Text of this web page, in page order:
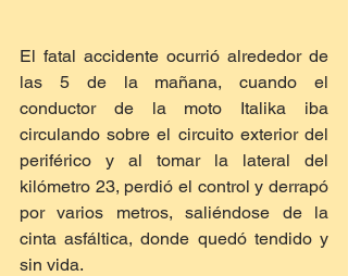
El fatal accidente ocurrió alrededor de
las 5 de la mañana, cuando el
conductor de la moto Italika iba
circulando sobre el circuito exterior del
periférico y al tomar la lateral del
kilómetro 23, perdió el control y derrapó
por varios metros, saliéndose de la
cinta asfáltica, donde quedó tendido y
sin vida.